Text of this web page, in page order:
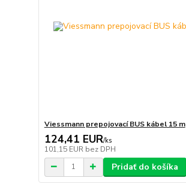
Viessmann prepojovací BUS kábel 15 m
124,41 EUR/ks
101,15 EUR bez DPH
Pridať do košíka